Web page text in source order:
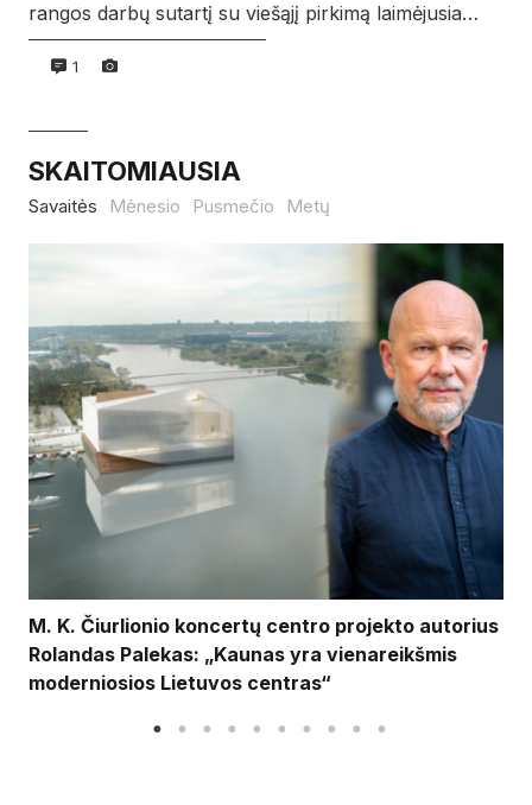
rangos darbų sutartį su viešąjį pirkimą laimėjusia…
1
SKAITOMIAUSIA
Savaitės Mėnesio Pusmečio Metų
M. K. Čiurlionio koncertų centro projekto autorius
Rolandas Palekas: „Kaunas yra vienareikšmis
moderniosios Lietuvos centras“